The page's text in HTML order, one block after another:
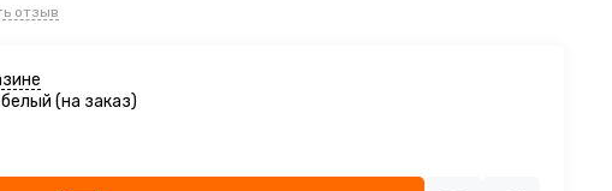
отзыв
(на заказ)